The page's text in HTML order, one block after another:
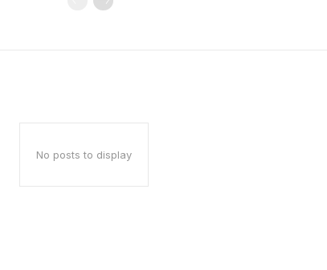
No posts to display